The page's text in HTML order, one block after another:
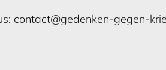
contact@gedenken-gegen-